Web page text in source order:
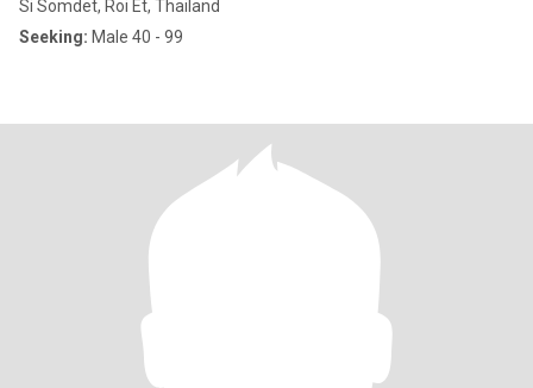
Si Somdet, Roi Et, Thailand
Seeking: Male 40 - 99